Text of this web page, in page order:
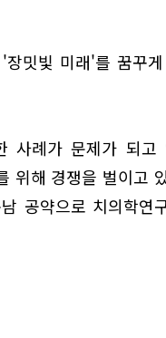
밋빛 미래'를 꿈꾸
사례가 문제가 되고
위해 경쟁을 벌이고
공약으로 치의학연